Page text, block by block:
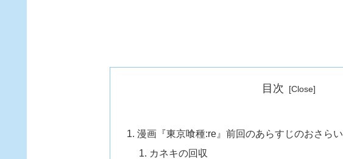
目次
漫画『東京喰種:re』前回のあらすじのおさらい
カネキの回収